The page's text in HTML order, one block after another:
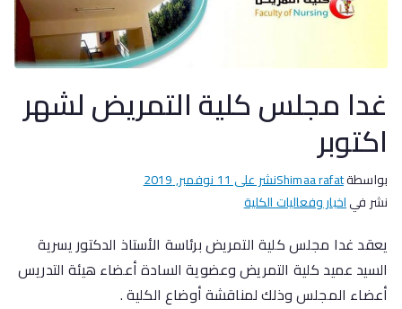
غدا مجلس كلية التمريض لشهر
اكتوبر
بواسطةShimaa rafatنشر على11 نوفمبر, 2019
نشر فياخبار وفعاليات الكلية
يعقد غدا مجلس كلية التمريض برئاسة الأستاذ الدكتور يسرية
السيد عميد كلية التمريض وعضوية السادة أعضاء هيئة التدريس
أعضاء المجلس وذلك لمناقشة أوضاع الكلية .